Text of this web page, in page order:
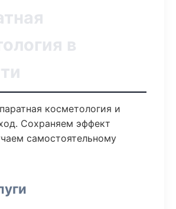
в
косметология и
Сохраняем эффект
самостоятельному